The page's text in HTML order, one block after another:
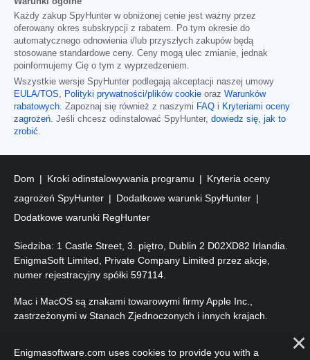
Każdy zakup SpyHunter w obniżonej cenie jest ważny przez
oferowany okres subskrypcji z rabatem. Po tym okresie do
automatycznego odnowienia i/lub przyszłych zakupów będą
stosowane standardowe ceny. Ceny mogą ulec zmianie, jednak
poinformujemy Cię o tym z wyprzedzeniem.
Wszystkie wersje SpyHunter podlegają akceptacji naszej umowy
EULA/TOS, Polityki prywatności/plików cookie oraz Warunków
rabatowych. Zapoznaj się również z naszymi FAQ i Kryteriami oceny
zagrożeń. Jeśli chcesz odinstalować SpyHunter, dowiedz się, jak to
zrobić.
Dom Kroki odinstalowywania programu
Kryteria oceny
zagrożeń SpyHunter
Dodatkowe warunki SpyHunter
Dodatkowe warunki RegHunter
Siedziba: 1 Castle Street, 3. piętro, Dublin 2 D02XD82 Irlandia.
EnigmaSoft Limited, Private Company Limited przez akcje,
numer rejestracyjny spółki 597114.
Mac i MacOS są znakami towarowymi firmy Apple Inc.,
zastrzeżonymi w Stanach Zjednoczonych i innych krajach.
zastrzeżone.
Enigmasoftware.com uses cookies to provide you with a